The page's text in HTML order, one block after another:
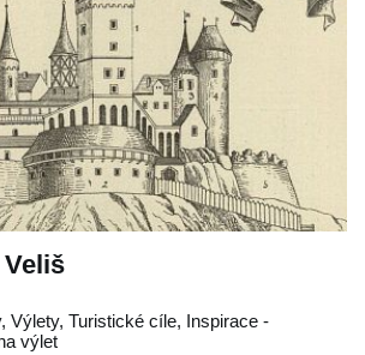
Výlety, Turistické cíle, Inspirace -
výlet